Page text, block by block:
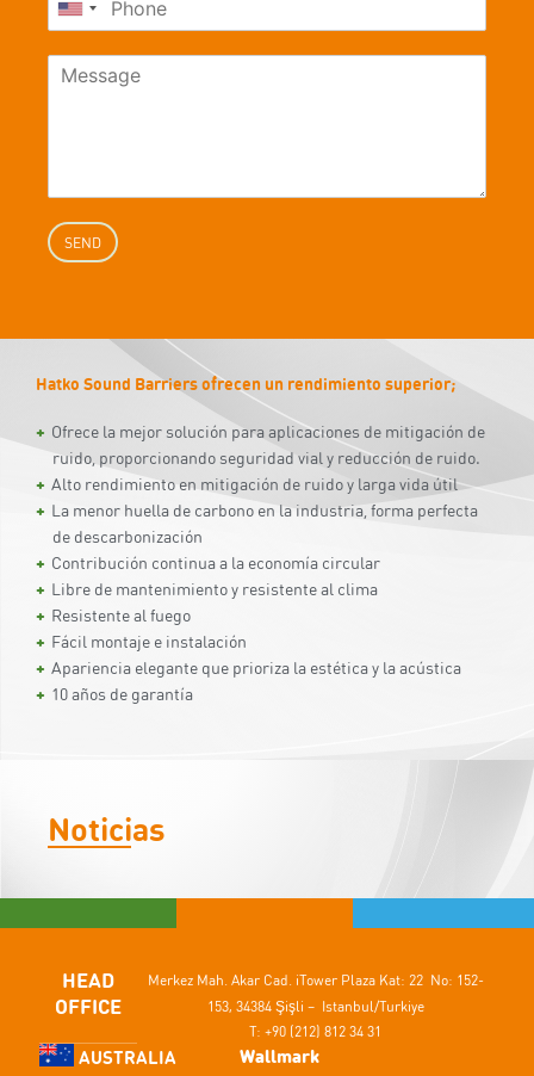
SEND
Hatko Sound Barriers ofrecen un rendimiento superior;
Ofrece la mejor solución para aplicaciones de mitigación de
ruido, proporcionando seguridad vial y reducción de ruido.
Alto rendimiento en mitigación de ruido y larga vida útil
La menor huella de carbono en la industria, forma perfecta
de descarbonización
Contribución continua a la economía circular
Libre de mantenimiento y resistente al clima
Resistente al fuego
Fácil montaje e instalación
Apariencia elegante que prioriza la estética y la acústica
10 años de garantía
Noticias
HEAD
OFFICE
Merkez Mah. Akar Cad. iTower Plaza Kat: 22 No: 152-
153, 34384 Şişli – Istanbul/Turkiye
T: +90 (212) 812 34 31
AUSTRALIA Wallmark